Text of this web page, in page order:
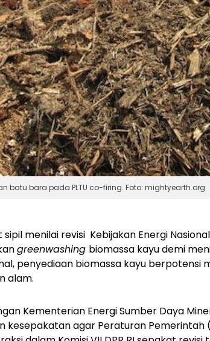
bara pada PLTU co-firing. Foto: mightyearth.org
menilai revisi Kebijakan Energi
greenwashing biomassa kayu demi
penyediaan biomassa kayu berpotensi
alam.
Kementerian Energi Sumber Daya
kesepakatan agar Peraturan Pemerintah